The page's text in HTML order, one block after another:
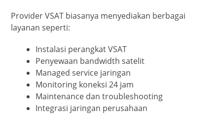
Provider VSAT biasanya menyediakan berbagai
layanan seperti:
Instalasi perangkat VSAT
Penyewaan bandwidth satelit
Managed service jaringan
Monitoring koneksi 24 jam
Maintenance dan troubleshooting
Integrasi jaringan perusahaan